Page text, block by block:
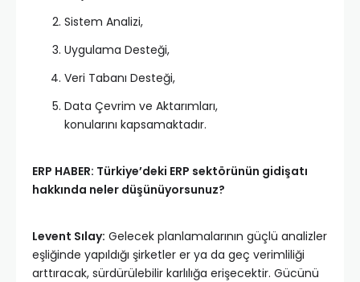
Sistem Analizi,
Uygulama Desteği,
Veri Tabanı Desteği,
Data Çevrim ve Aktarımları,
konularını kapsamaktadır.
ERP HABER: Türkiye’deki ERP sektörünün gidişatı
hakkında neler düşünüyorsunuz?
Levent Sılay: Gelecek planlamalarının güçlü analizler
eşliğinde yapıldığı şirketler er ya da geç verimliliği
arttıracak, sürdürülebilir karlılığa erişecektir. Gücünü